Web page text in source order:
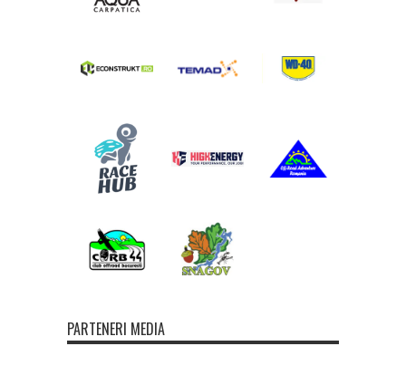
PARTENERI MEDIA